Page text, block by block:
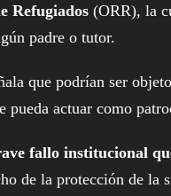
Refugiados (ORR), la
padre o tutor.
que podrían ser
pueda actuar como
fallo institucional
de la protección de la